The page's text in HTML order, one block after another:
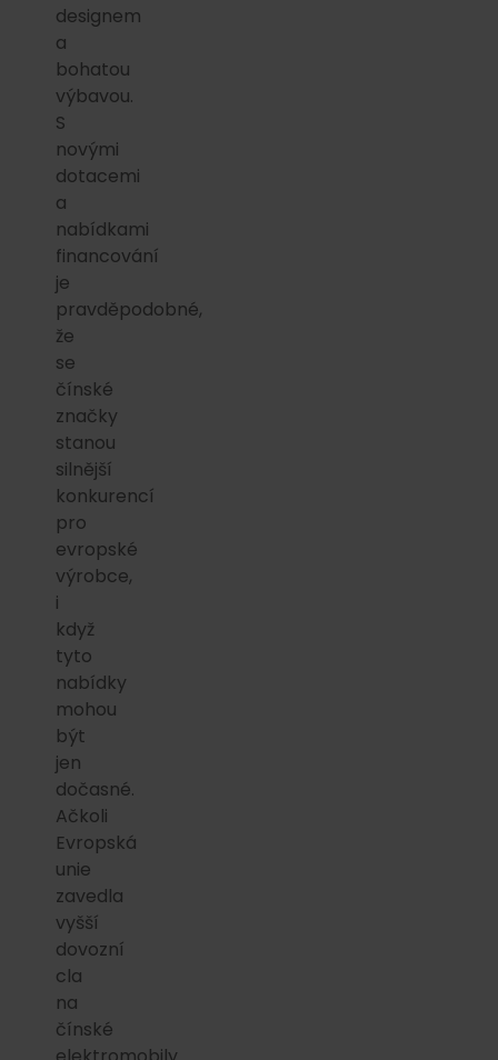
designem
a
bohatou
výbavou.
S
novými
dotacemi
a
nabídkami
financování
je
pravděpodobné,
že
se
čínské
značky
stanou
silnější
konkurencí
pro
evropské
výrobce,
i
když
tyto
nabídky
mohou
být
jen
dočasné.
Ačkoli
Evropská
unie
zavedla
vyšší
dovozní
cla
na
čínské